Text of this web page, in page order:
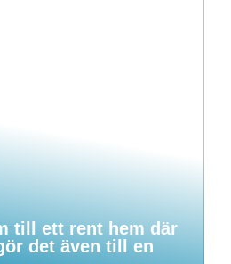
till ett rent hem där
det även till en